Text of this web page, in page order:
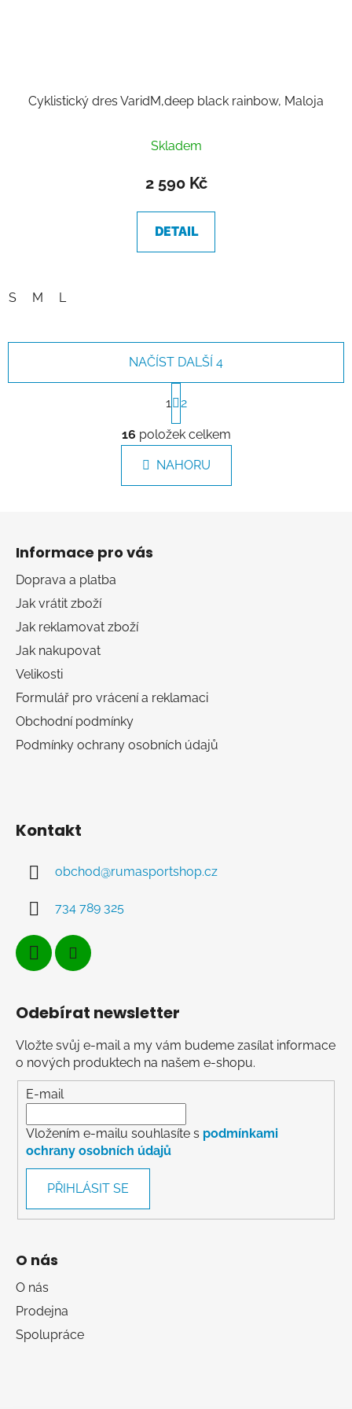
Cyklistický dres VaridM,deep black rainbow, Maloja
Skladem
2 590 Kč
DETAIL
S M L
O
v
l
á
d
i
NAČÍST DALŠÍ 4
S
t
r
á
n
k
1 2
16 položek celkem
NAHORU
Informace pro vás
Doprava a platba
Jak vrátit zboží
Jak reklamovat zboží
Jak nakupovat
Velikosti
Formulář pro vrácení a reklamaci
Obchodní podmínky
Podmínky ochrany osobních údajů
Kontakt
obchod@rumasportshop.cz
734 789 325
Odebírat newsletter
Vložte svůj e-mail a my vám budeme zasílat informace
o nových produktech na našem e-shopu.
E-mail
Vložením e-mailu souhlasíte s podmínkami
ochrany osobních údajů
PŘIHLÁSIT SE
O nás
O nás
Prodejna
Spolupráce